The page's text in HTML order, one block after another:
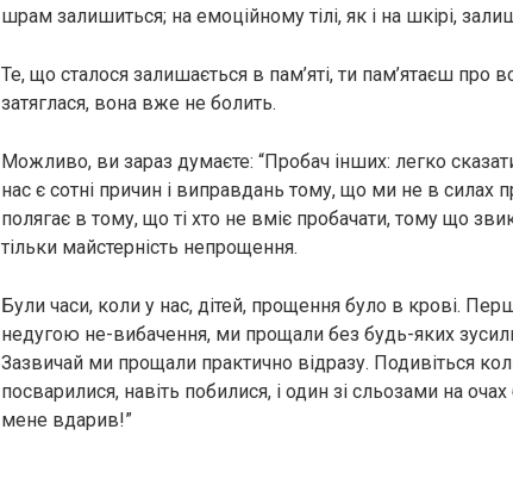
шрам залишиться; на емоційному тілі, як і на шкірі,
Те, що сталося залишається в пам’яті, ти пам’ятаєш
затяглася, вона вже не болить.
Можливо, ви зараз думаєте: “Пробач інших: легко
нас є сотні причин і виправдань тому, що ми не в силах
полягає в тому, що ті хто не вміє пробачати, тому що
тільки майстерність непрощення.
Були часи, коли у нас, дітей, прощення було в крові.
недугою не-вибачення, ми прощали без будь-яких
Зазвичай ми прощали практично відразу. Подивіться
посварилися, навіть побилися, і один зі сльозами на
мене вдарив!”